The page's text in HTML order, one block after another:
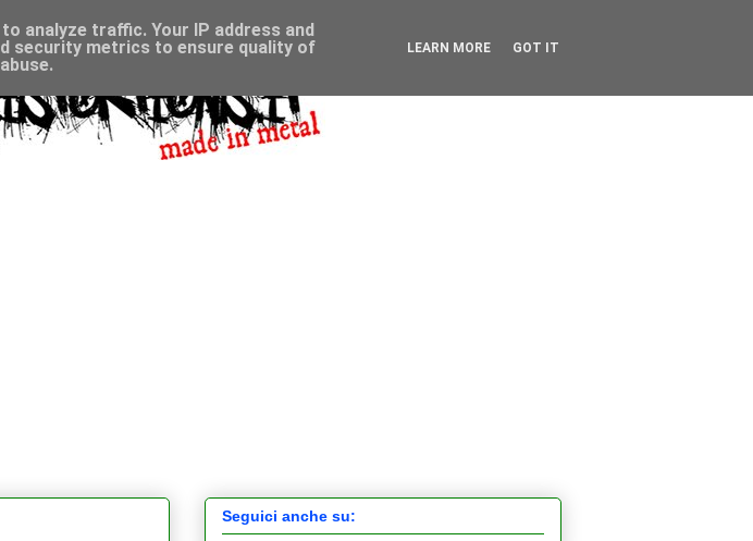
Seguici anche su:
analyze traffic. Your IP address and
security metrics to ensure quality of
LEARN MORE GOT IT